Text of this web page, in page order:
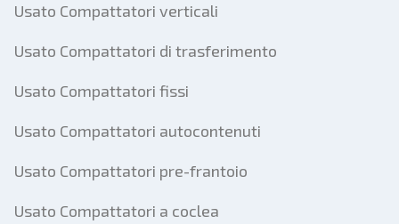
Usato Compattatori verticali
Usato Compattatori di trasferimento
Usato Compattatori fissi
Usato Compattatori autocontenuti
Usato Compattatori pre-frantoio
Usato Compattatori a coclea